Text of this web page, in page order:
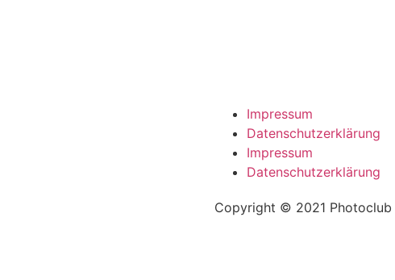
Impressum
Datenschutzerklärung
Impressum
Datenschutzerklärung
Copyright © 2021 Photoclub